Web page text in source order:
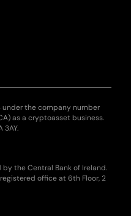
under the company number
as a cryptoasset business.
3AY.
the Central Bank of Ireland.
office at 6th Floor, 2